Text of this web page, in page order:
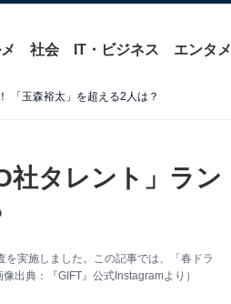
社会 IT・ビジネス エンタメ
「玉森裕太」を超える2人は？
社タレント」ラン
実施しました。この記事では、「春ドラ
出典：『GIFT』公式Instagramより）